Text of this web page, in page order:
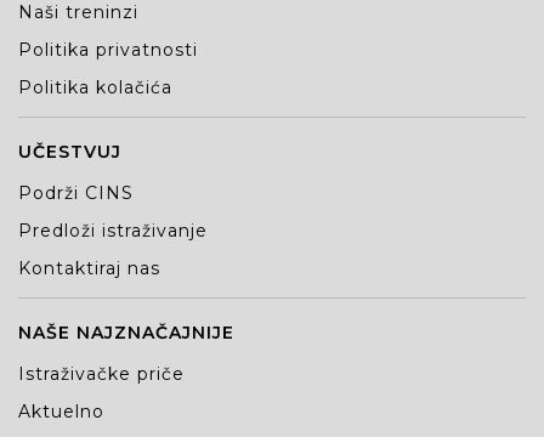
Naši treninzi
Politika privatnosti
Politika kolačića
UČESTVUJ
Podrži CINS
Predloži istraživanje
Kontaktiraj nas
NAŠE NAJZNAČAJNIJE
Istraživačke priče
Aktuelno